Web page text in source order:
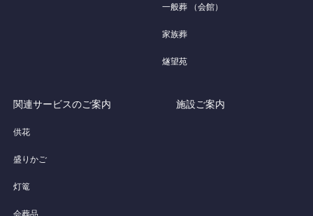
一般葬 （会館）
家族葬
燧望苑
関連サービスのご案内
供花
盛りかご
灯篭
会葬品
施設ご案内